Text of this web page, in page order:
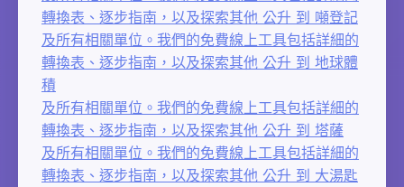
轉換表、逐步指南，以及探索其他 公升 到 噸登記
及所有相關單位。我們的免費線上工具包括詳細的
轉換表、逐步指南，以及探索其他 公升 到 地球體
積
及所有相關單位。我們的免費線上工具包括詳細的
轉換表、逐步指南，以及探索其他 公升 到 塔薩
及所有相關單位。我們的免費線上工具包括詳細的
轉換表、逐步指南，以及探索其他 公升 到 大湯匙